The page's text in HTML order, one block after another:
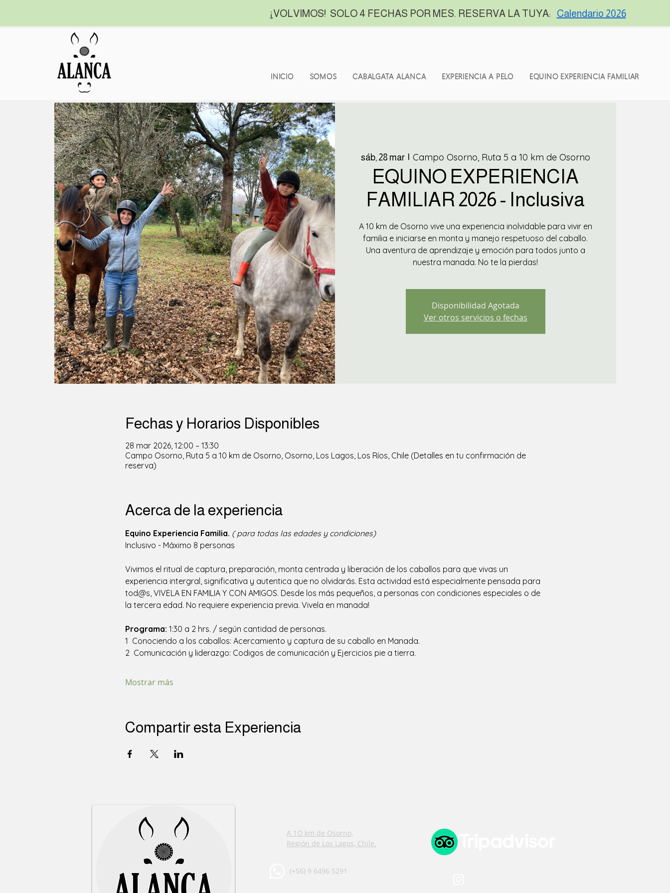
¡VOLVIMOS! SOLO 4 FECHAS POR MES. RESERVA LA TUYA: Calendario 2026
INICIO SOMOS CABALGATA ALANCA EXPERIENCIA A PELO EQUINO EXPERIENCIA FAMILIAR
sáb, 28 mar
  |
Campo Osorno, Ruta 5 a 10 km de Osorno
EQUINO EXPERIENCIA
FAMILIAR 2026 - Inclusiva
A 10 km de Osorno vive una experiencia inolvidable para vivir en
familia e iniciarse en monta y manejo respetuoso del caballo.
Una aventura de aprendizaje y emoción para todos junto a
nuestra manada. No te la pierdas!
Disponibilidad Agotada
Ver otros servicios o fechas
Fechas y Horarios Disponibles
28 mar 2026, 12:00 – 13:30
Campo Osorno, Ruta 5 a 10 km de Osorno, Osorno, Los Lagos, Los Ríos, Chile (Detalles en tu confirmación de
reserva)
Acerca de la experiencia
Equino Experiencia Familia. ( para todas las edades y condiciones)
Inclusivo - Máximo 8 personas
Vivimos el ritual de captura, preparación, monta centrada y liberación de los caballos para que vivas un
experiencia intergral, significativa y autentica que no olvidarás. Esta actividad está especialmente pensada para
tod@s, VIVELA EN FAMILIA Y CON AMIGOS. Desde los más pequeños, a personas con condiciones especiales o de
la tercera edad. No requiere experiencia previa. Vivela en manada!
Programa: 1:30 a 2 hrs. / según cantidad de personas.
1  Conociendo a los caballos: Acercamiento y captura de su caballo en Manada.
2  Comunicación y liderazgo: Codigos de comunicación y Ejercicios pie a tierra.
Mostrar más
Compartir esta Experiencia
A 1O km de Osorno,
Región de Los Lagos, Chile.
(+56) 9 6496 5291